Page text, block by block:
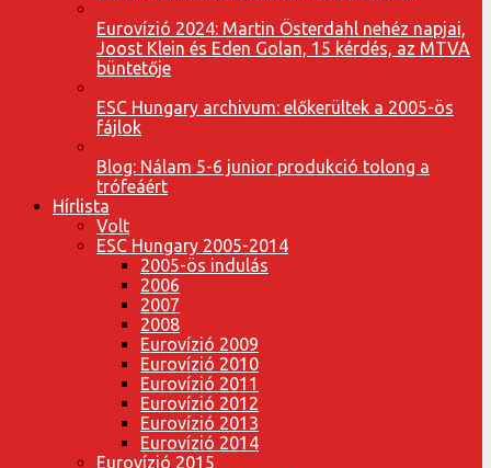
Eurovízió 2024: Martin Österdahl nehéz napjai,
Joost Klein és Eden Golan, 15 kérdés, az MTVA
büntetője
ESC Hungary archivum: előkerültek a 2005-ös
fájlok
Blog: Nálam 5-6 junior produkció tolong a
trófeáért
Hírlista
Volt
ESC Hungary 2005-2014
2005-ös indulás
2006
2007
2008
Eurovízió 2009
Eurovízió 2010
Eurovízió 2011
Eurovízió 2012
Eurovízió 2013
Eurovízió 2014
Eurovízió 2015